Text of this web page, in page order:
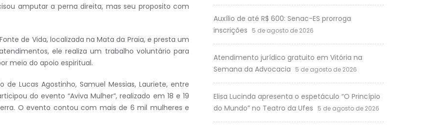
amputar a perna direita, mas seu proposito com
de Vida, localizada na Mata da Praia, e presta um
ele realiza um trabalho voluntário para
meio do apoio espiritual.
Lucas Agostinho, Samuel Messias, Lauriete, entre
do evento “Aviva Mulher”, realizado em 18 e 19
O evento contou com mais de 6 mil mulheres e
Auxílio de até R$ 600: Senac-ES prorroga
inscrições
5 de agosto de 2026
Atendimento jurídico gratuito em Vitória na
Semana da Advocacia
5 de agosto de 2026
Elisa Lucinda apresenta o espetáculo “O Princípio
do Mundo” no Teatro da Ufes
5 de agosto de 2026